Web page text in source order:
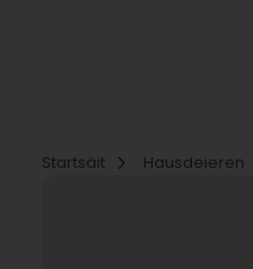
Startsäit
Hausdeieren